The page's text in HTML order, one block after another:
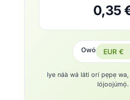
0,35
Owó
Iye náà wá láti orí pẹpẹ
lójoojúmọ́.